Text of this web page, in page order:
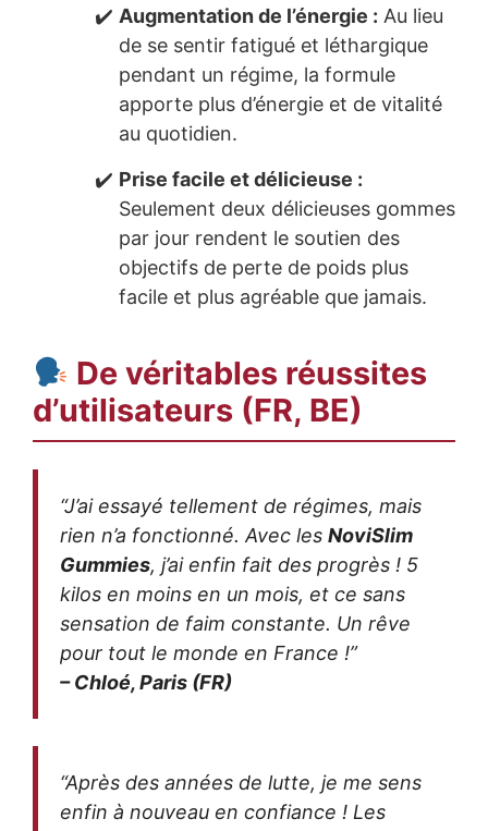
Augmentation de l’énergie : Au lieu
de se sentir fatigué et léthargique
pendant un régime, la formule
apporte plus d’énergie et de vitalité
au quotidien.
Prise facile et délicieuse :
Seulement deux délicieuses gommes
par jour rendent le soutien des
objectifs de perte de poids plus
facile et plus agréable que jamais.
De véritables réussites
d’utilisateurs (FR, BE)
“J’ai essayé tellement de régimes, mais
rien n’a fonctionné. Avec les NoviSlim
Gummies, j’ai enfin fait des progrès ! 5
kilos en moins en un mois, et ce sans
sensation de faim constante. Un rêve
pour tout le monde en France !”
– Chloé, Paris (FR)
“Après des années de lutte, je me sens
enfin à nouveau en confiance ! Les